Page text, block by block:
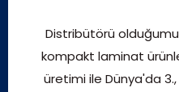
Distribütörü
kompakt laminat
üretimi ile Dünya'da 3.,